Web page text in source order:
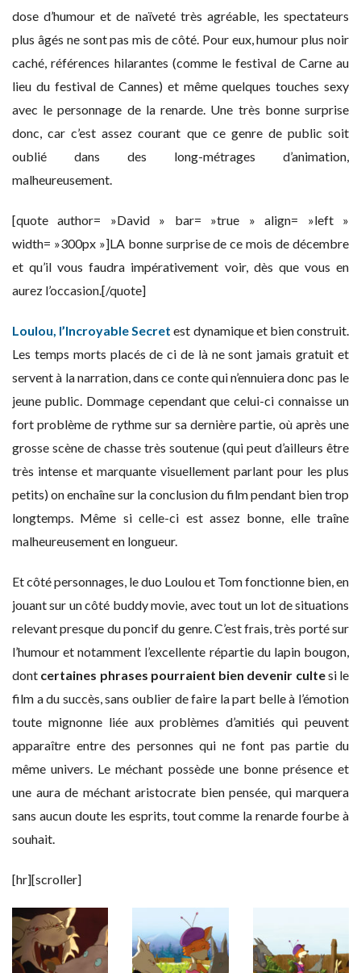
dose d’humour et de naïveté très agréable, les spectateurs
plus âgés ne sont pas mis de côté. Pour eux, humour plus noir
caché, références hilarantes (comme le festival de Carne au
lieu du festival de Cannes) et même quelques touches sexy
avec le personnage de la renarde. Une très bonne surprise
donc, car c’est assez courant que ce genre de public soit
oublié dans des long-métrages d’animation,
malheureusement.
[quote author= »David » bar= »true » align= »left »
width= »300px »]LA bonne surprise de ce mois de décembre
et qu’il vous faudra impérativement voir, dès que vous en
aurez l’occasion.[/quote]
Loulou, l’Incroyable Secret est dynamique et bien construit.
Les temps morts placés de ci de là ne sont jamais gratuit et
servent à la narration, dans ce conte qui n’ennuiera donc pas le
jeune public. Dommage cependant que celui-ci connaisse un
fort problème de rythme sur sa dernière partie, où après une
grosse scène de chasse très soutenue (qui peut d’ailleurs être
très intense et marquante visuellement parlant pour les plus
petits) on enchaîne sur la conclusion du film pendant bien trop
longtemps. Même si celle-ci est assez bonne, elle traîne
malheureusement en longueur.
Et côté personnages, le duo Loulou et Tom fonctionne bien, en
jouant sur un côté buddy movie, avec tout un lot de situations
relevant presque du poncif du genre. C’est frais, très porté sur
l’humour et notamment l’excellente répartie du lapin bougon,
dont certaines phrases pourraient bien devenir cultesi le
film a du succès, sans oublier de faire la part belle à l’émotion
toute mignonne liée aux problèmes d’amitiés qui peuvent
apparaître entre des personnes qui ne font pas partie du
même univers. Le méchant possède une bonne présence et
une aura de méchant aristocrate bien pensée, qui marquera
sans aucun doute les esprits, tout comme la renarde fourbe à
souhait.
[hr][scroller]